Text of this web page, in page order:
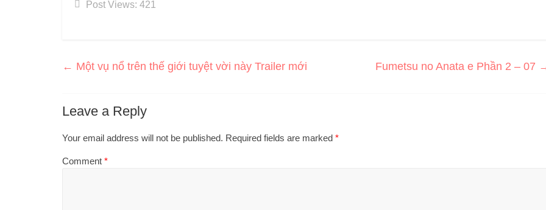
Post Views: 421
← Một vụ nổ trên thế giới tuyệt vời này Trailer mới Fumetsu no Anata e Phần 2 – 07
Leave a Reply
Your email address will not be published. Required fields are marked *
Comment *